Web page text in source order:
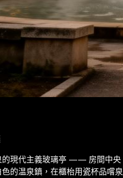
的現代主義玻璃亭 —— 房間中央
的温泉鎮，在櫃枱用瓷杯品嚐泉